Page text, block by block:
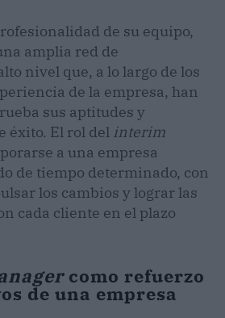
de su equipo,
amplia red de
nivel que, a lo largo de los
de la empresa, han
sus aptitudes y
éxito. El rol del interim
a una empresa
de tiempo determinado, con
los cambios y lograr las
cada cliente en el plazo
como refuerzo
de una empresa